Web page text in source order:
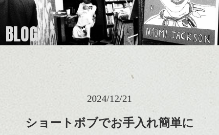
BLOG
2024/12/21
ショートボブでお手入れ簡単に